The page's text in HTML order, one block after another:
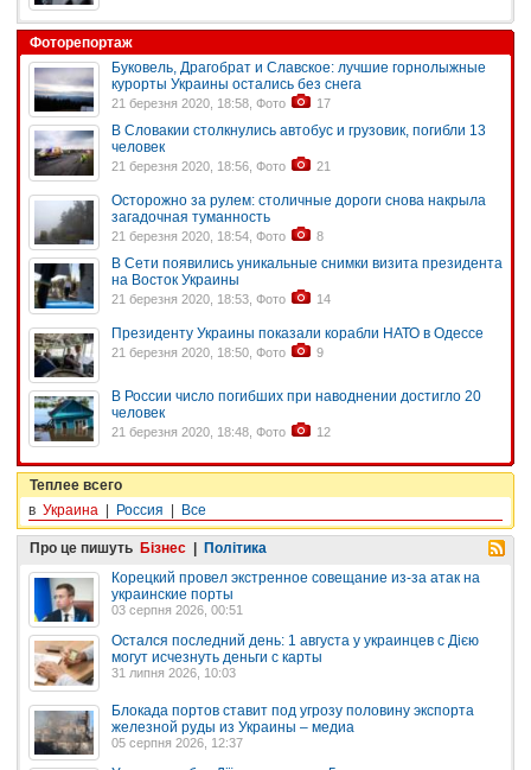
Фоторепортаж
Буковель, Драгобрат и Славское: лучшие горнолыжные
курорты Украины остались без снега
21 березня 2020, 18:58, Фото 17
В Словакии столкнулись автобус и грузовик, погибли 13
человек
21 березня 2020, 18:56, Фото 21
Осторожно за рулем: столичные дороги снова накрыла
загадочная туманность
21 березня 2020, 18:54, Фото 8
В Сети появились уникальные снимки визита президента
на Восток Украины
21 березня 2020, 18:53, Фото 14
Президенту Украины показали корабли НАТО в Одессе
21 березня 2020, 18:50, Фото 9
В России число погибших при наводнении достигло 20
человек
21 березня 2020, 18:48, Фото 12
Теплее всего
в Украина | Россия | Все
Про це пишуть Бізнес | Політика
Корецкий провел экстренное совещание из-за атак на
украинские порты
03 серпня 2026, 00:51
Остался последний день: 1 августа у украинцев с Дією
могут исчезнуть деньги с карты
31 липня 2026, 10:03
Блокада портов ставит под угрозу половину экспорта
железной руды из Украины – медиа
05 серпня 2026, 12:37